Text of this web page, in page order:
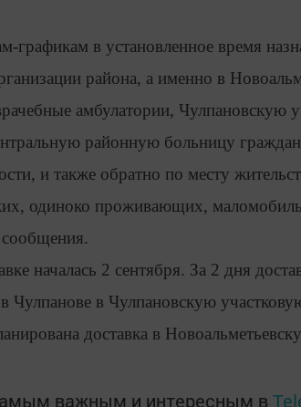
графикам в установленное время
района, а именно в
амбулатории, Чулпановскую
районную больницу
и также обратно по месту
одиноко проживающих,
началась 2 сентября. За 2 дня
в Чулпановскую
доставка в
важным и интересным в